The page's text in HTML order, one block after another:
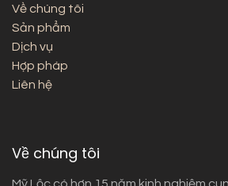
Về chúng tôi
Sản phẩm
Dịch vụ
Hợp pháp
Liên hệ
Về chúng tôi